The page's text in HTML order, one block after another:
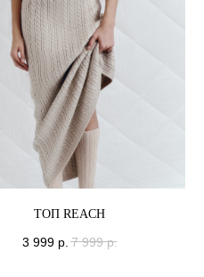
ТОП REACH
3 999 р. 7 999 р.